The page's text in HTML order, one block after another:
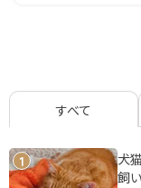
すべて
1
犬
飼